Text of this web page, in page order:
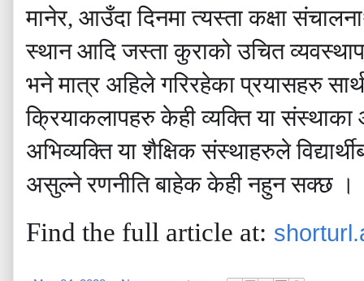
मानेर, आउँदा दिनमा त्यस्ता कक्षा
स्थान आदि जस्ता कुराको उचित
भने मात्र अहिले गरिरहेका प्रयासहरु
क्रियाकलापहरु केही व्यक्ति या संस्थाका
अभिव्यक्ति या शैक्षिक संस्थाहरुले
असुल्ने रणनीति बाहेक केही नहुन सक्छ ।
Find the full article at: